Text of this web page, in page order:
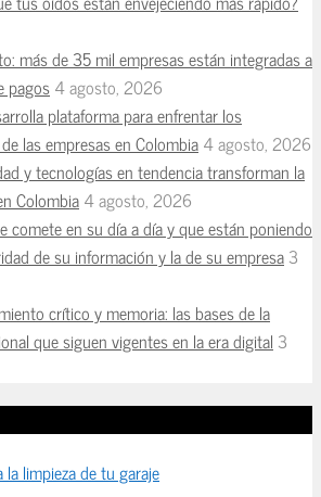
más de 35 mil empresas están integradas a
pagos4 agosto, 2026
plataforma para enfrentar los
las empresas en Colombia4 agosto, 2026
y tecnologías en tendencia transforman la
Colombia4 agosto, 2026
comete en su día a día y que están poniendo
de su información y la de su empresa3
crítico y memoria: las bases de la
que siguen vigentes en la era digital 3
limpieza de tu garaje